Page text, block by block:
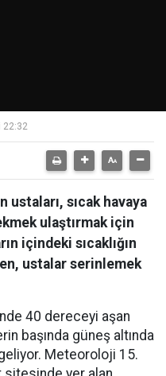
22:32
ustaları, sıcak havaya
ulaştırmak için
içindeki sıcaklığın
ustalar serinlemek
40 dereceyi aşan
başında güneş altında
Meteoroloji 15.